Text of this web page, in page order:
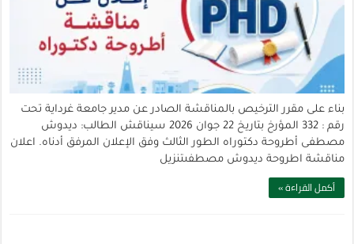
بناء على مقرر الترخيص بالمناقشة الصادر عن مدير جامعة غرداية تحت
رقم : 332 المؤرخ بتاريخ 22 جوان 2026 سيناقش الطالب: ديدوش
مصطفى أطروحة دكتوراه الطور الثالث وفق الإعلان المرفق أدناه. اعلان
مناقشة اطروحة ديدوش مصطفىتنزيل
أكمل القراءة »